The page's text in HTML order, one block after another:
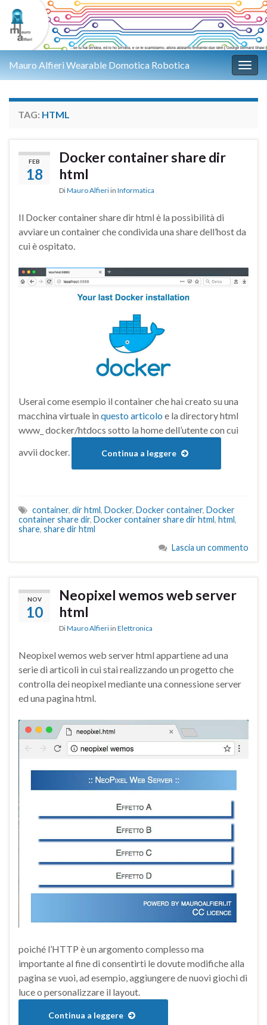
Mauro Alfieri Wearable Domotica Robotica
TAG: HTML
FEB
18
Docker container share dir
html
DiMauro Alfieri in Informatica
Il Docker container share dir html è la possibilità di
avviare un container che condivida una share dell’host da
cui è ospitato.
Userai come esempio il container che hai creato su una
macchina virtuale in questo articolo e la directory html
www_ docker/htdocs sotto la home dell’utente con cui
avvii docker.
Continua a leggere
container, dir html , Docker, Docker container, Docker
container share dir, Docker container share dir html , html ,
share, share dir html
Lascia un commento
NOV
10
Neopixel wemos web server
html
DiMauro Alfieri in Elettronica
Neopixel wemos web server html appartiene ad una
serie di articoli in cui stai realizzando un progetto che
controlla dei neopixel mediante una connessione server
ed una pagina html.
poiché l’HTTP è un argomento complesso ma
importante al fine di consentirti le dovute modifiche alla
pagina se vuoi, ad esempio, aggiungere de nuovi giochi di
luce o personalizzare il layout.
Continua a leggere